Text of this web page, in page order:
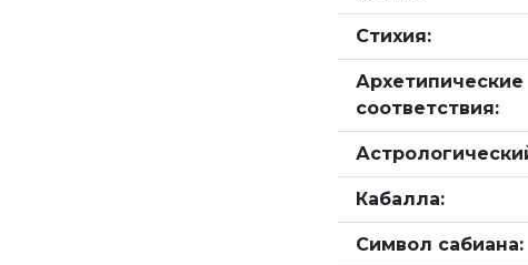
Стихия:
Архетипические
соответствия:
Кабалла:
Символ сабиана: